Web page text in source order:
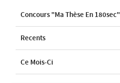
Concours "Ma Thèse En 180sec"
Recents
Ce Mois-Ci